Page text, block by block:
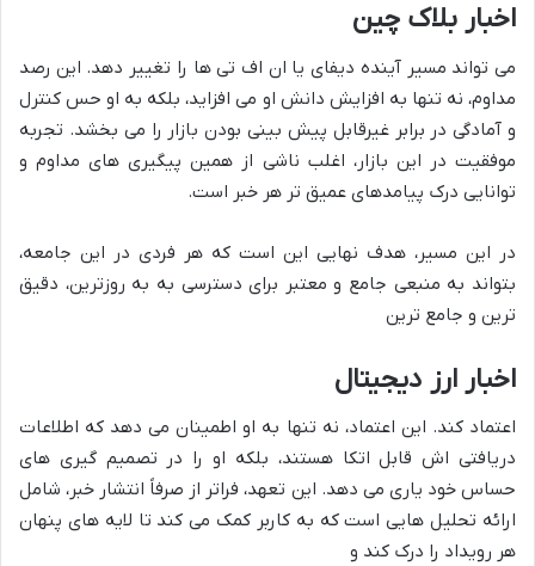
اخبار بلاک چین
می تواند مسیر آینده دیفای یا ان اف تی ها را تغییر دهد. این رصد
مداوم، نه تنها به افزایش دانش او می افزاید، بلکه به او حس کنترل
و آمادگی در برابر غیرقابل پیش بینی بودن بازار را می بخشد. تجربه
موفقیت در این بازار، اغلب ناشی از همین پیگیری های مداوم و
توانایی درک پیامدهای عمیق تر هر خبر است.
در این مسیر، هدف نهایی این است که هر فردی در این جامعه،
بتواند به منبعی جامع و معتبر برای دسترسی به به روزترین، دقیق
ترین و جامع ترین
اخبار ارز دیجیتال
اعتماد کند. این اعتماد، نه تنها به او اطمینان می دهد که اطلاعات
دریافتی اش قابل اتکا هستند، بلکه او را در تصمیم گیری های
حساس خود یاری می دهد. این تعهد، فراتر از صرفاً انتشار خبر، شامل
ارائه تحلیل هایی است که به کاربر کمک می کند تا لایه های پنهان
هر رویداد را درک کند و